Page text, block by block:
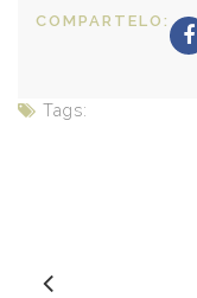
COMPARTELO:
Tags: